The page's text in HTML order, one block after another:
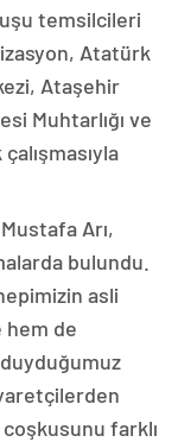
temsilcileri
Atatürk
Ataşehir
Muhtarlığı ve
Arı,
bulundu.
asli
hem de
farklı